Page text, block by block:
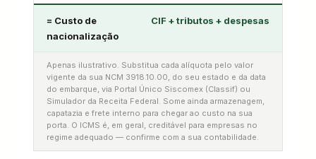
= Custo de
nacionalização
CIF + tributos + despesas
Apenas ilustrativo. Substitua cada alíquota pelo valor
vigente da sua NCM 3918.10.00, do seu estado e da data
do embarque, via Portal Único Siscomex (Classif) ou
Simulador da Receita Federal. Some ainda armazenagem,
capatazia e frete interno para chegar ao custo na sua
porta. O ICMS é, em geral, creditável para empresas no
regime adequado — confirme com a sua contabilidade.